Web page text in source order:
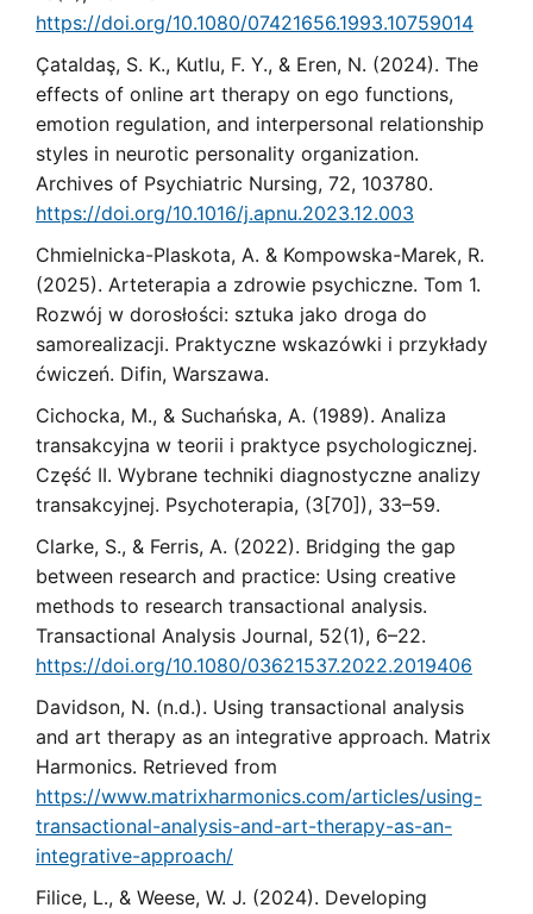
https://doi.org/10.1080/07421656.1993.10759014
Çataldaş, S. K., Kutlu, F. Y., & Eren, N. (2024). The
effects of online art therapy on ego functions,
emotion regulation, and interpersonal relationship
styles in neurotic personality organization.
Archives of Psychiatric Nursing, 72, 103780.
https://doi.org/10.1016/j.apnu.2023.12.003
Chmielnicka-Plaskota, A. & Kompowska-Marek, R.
(2025). Arteterapia a zdrowie psychiczne. Tom 1.
Rozwój w dorosłości: sztuka jako droga do
samorealizacji. Praktyczne wskazówki i przykłady
ćwiczeń. Difin, Warszawa.
Cichocka, M., & Suchańska, A. (1989). Analiza
transakcyjna w teorii i praktyce psychologicznej.
Część II. Wybrane techniki diagnostyczne analizy
transakcyjnej. Psychoterapia, (3[70]), 33–59.
Clarke, S., & Ferris, A. (2022). Bridging the gap
between research and practice: Using creative
methods to research transactional analysis.
Transactional Analysis Journal, 52(1), 6–22.
https://doi.org/10.1080/03621537.2022.2019406
Davidson, N. (n.d.). Using transactional analysis
and art therapy as an integrative approach. Matrix
Harmonics. Retrieved from
https://www.matrixharmonics.com/articles/using-
transactional-analysis-and-art-therapy-as-an-
integrative-approach/
Filice, L., & Weese, W. J. (2024). Developing